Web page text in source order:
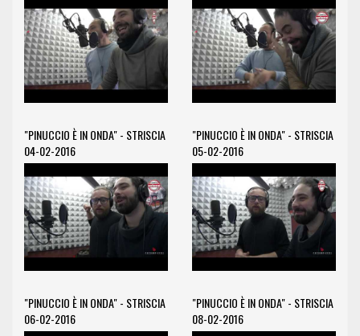
"PINUCCIO È IN ONDA" - STRISCIA
04-02-2016
"PINUCCIO È IN ONDA" - STRISCIA
05-02-2016
"PINUCCIO È IN ONDA" - STRISCIA
06-02-2016
"PINUCCIO È IN ONDA" - STRISCIA
08-02-2016